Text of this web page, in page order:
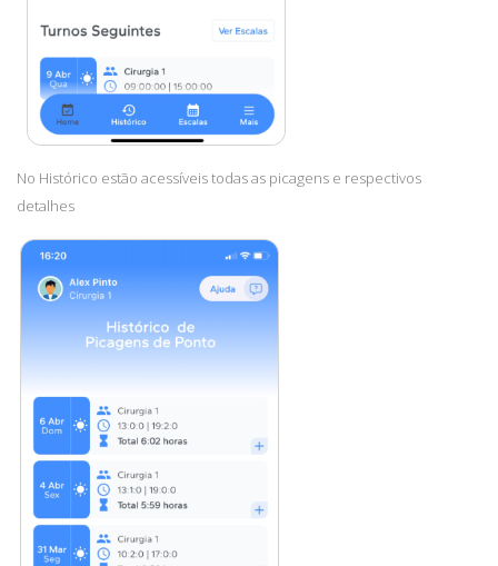
No Histórico estão acessíveis todas as picagens e respectivos
detalhes